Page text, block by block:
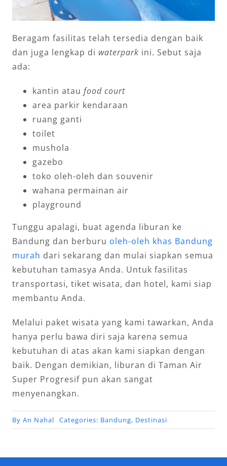
Beragam fasilitas telah tersedia dengan baik
dan juga lengkap di waterpark ini. Sebut saja
ada:
kantin atau food court
area parkir kendaraan
ruang ganti
toilet
mushola
gazebo
toko oleh-oleh dan souvenir
wahana permainan air
playground
Tunggu apalagi, buat agenda liburan ke
Bandung dan berburu oleh-oleh khas Bandung
murah dari sekarang dan mulai siapkan semua
kebutuhan tamasya Anda. Untuk fasilitas
transportasi, tiket wisata, dan hotel, kami siap
membantu Anda.
Melalui paket wisata yang kami tawarkan, Anda
hanya perlu bawa diri saja karena semua
kebutuhan di atas akan kami siapkan dengan
baik. Dengan demikian, liburan di Taman Air
Super Progresif pun akan sangat
menyenangkan.
By An Nahal Categories: Bandung, Destinasi